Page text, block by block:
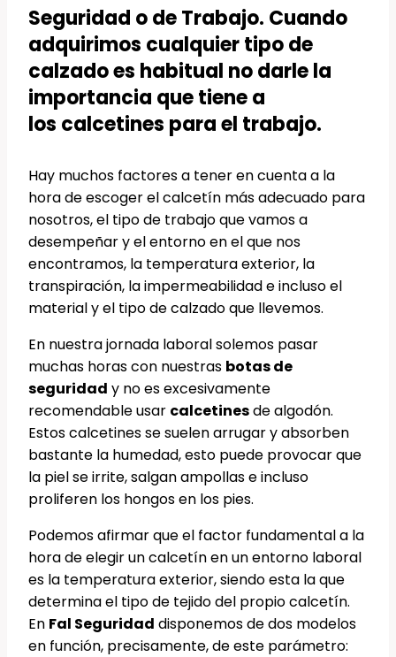
Seguridad o de Trabajo. Cuando
adquirimos cualquier tipo de
calzado es habitual no darle la
importancia que tiene a
los calcetines para el trabajo.
Hay muchos factores a tener en cuenta a la
hora de escoger el calcetín más adecuado para
nosotros, el tipo de trabajo que vamos a
desempeñar y el entorno en el que nos
encontramos, la temperatura exterior, la
transpiración, la impermeabilidad e incluso el
material y el tipo de calzado que llevemos.
En nuestra jornada laboral solemos pasar
muchas horas con nuestras botas de
seguridad y no es excesivamente
recomendable usar calcetinesde algodón.
Estos calcetines se suelen arrugar y absorben
bastante la humedad, esto puede provocar que
la piel se irrite, salgan ampollas e incluso
proliferen los hongos en los pies.
Podemos afirmar que el factor fundamental a la
hora de elegir un calcetín en un entorno laboral
es la temperatura exterior, siendo esta la que
determina el tipo de tejido del propio calcetín.
En Fal Seguridad disponemos de dos modelos
en función, precisamente, de este parámetro: